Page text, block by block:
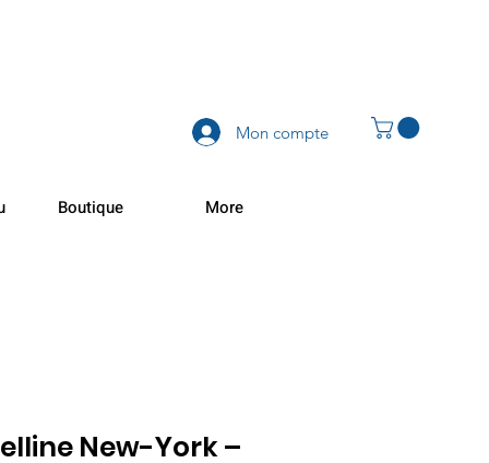
Mon compte
Boutique More
New-York –